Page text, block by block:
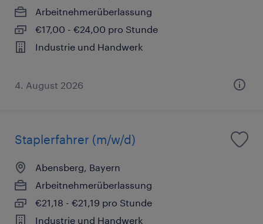
Arbeitnehmerüberlassung
€17,00 - €24,00 pro Stunde
Industrie und Handwerk
4. August 2026
Staplerfahrer (m/w/d)
Abensberg, Bayern
Arbeitnehmerüberlassung
€21,18 - €21,19 pro Stunde
Industrie und Handwerk